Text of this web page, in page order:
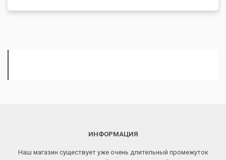
ИНФОРМАЦИЯ
Наш магазин существует уже очень длительный промежуток